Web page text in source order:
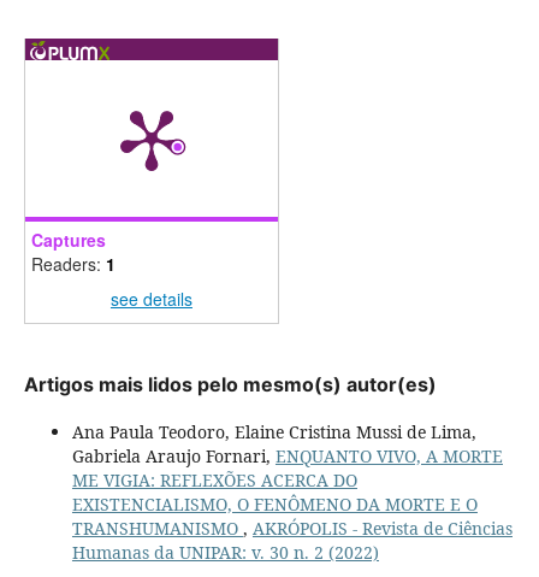
Captures
Readers: 1
see details
Artigos mais lidos pelo mesmo(s) autor(es)
Ana Paula Teodoro, Elaine Cristina Mussi de Lima,
Gabriela Araujo Fornari, ENQUANTO VIVO, A MORTE
ME VIGIA: REFLEXÕES ACERCA DO
EXISTENCIALISMO, O FENÔMENO DA MORTE E O
TRANSHUMANISMO , AKRÓPOLIS - Revista de Ciências
Humanas da UNIPAR: v. 30 n. 2 (2022)